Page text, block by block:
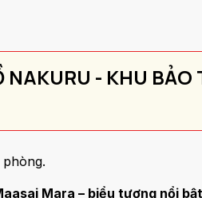
NAKURU - KHU
Mara – biểu tượng nổi